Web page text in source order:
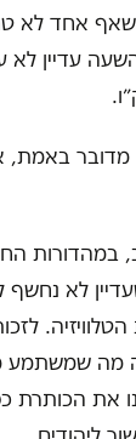
שאף אחד לא
עדיין לא
מדובר
בערב,
לא
מה
ערוץ 2 נתנו את